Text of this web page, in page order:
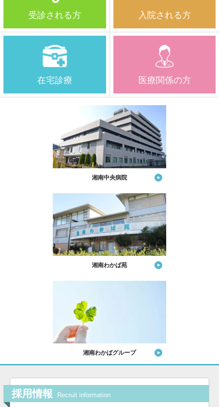
受診される方 入院される方
在宅診療 医療関係の方
湘南中央病院
湘南わかば苑
湘南わかばグループ
採用情報 Recruit information